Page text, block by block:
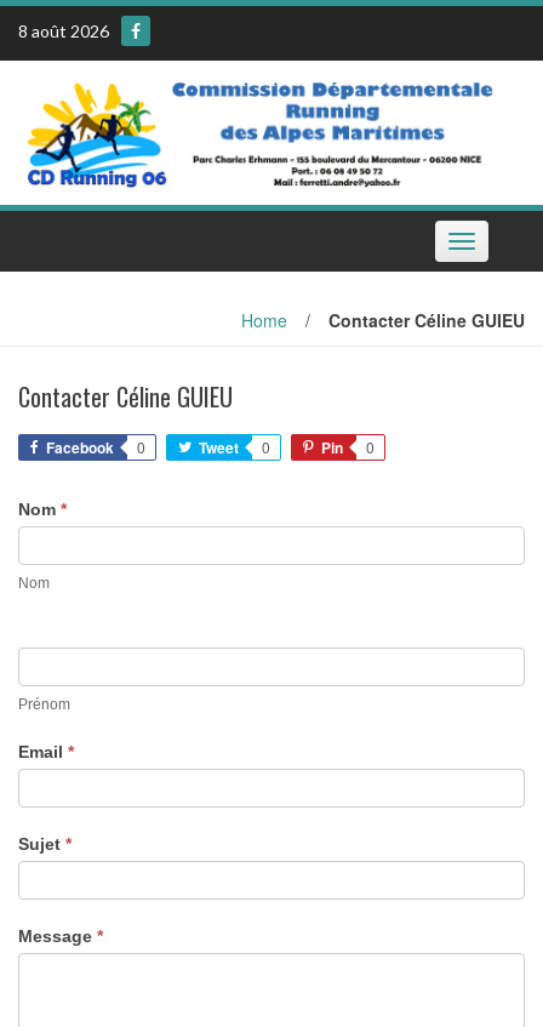
Skip
content
8 août 2026
Toggle
navigation
Home / Contacter Céline GUIEU
Contacter Céline GUIEU
Facebook 0 Tweet 0 Pin 0
Nom *
Nom
Prénom
Email *
Sujet *
Message *